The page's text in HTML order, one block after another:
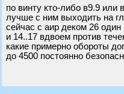
по винту кто-либо в9.9 или
лучше с ним выходить на
сейчас с аир деком 26 один
и 14..17 вдвоем против
какие примерно обороты
до 4500 постоянно